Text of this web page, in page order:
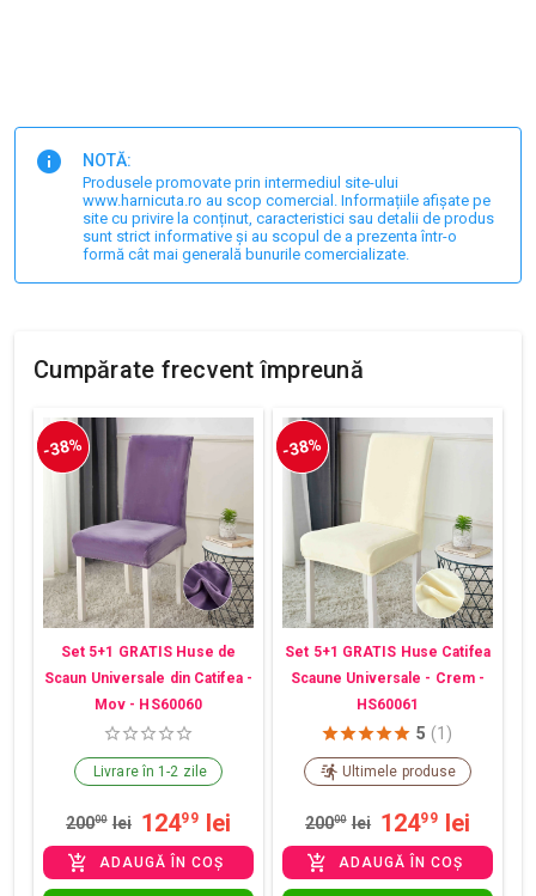
NOTĂ:
Produsele promovate prin intermediul site-ului
www.harnicuta.ro au scop comercial. Informațiile afișate pe
site cu privire la conținut, caracteristici sau detalii de produs
sunt strict informative și au scopul de a prezenta într-o
formă cât mai generală bunurile comercializate.
Cumpărate frecvent împreună
-38%
Set 5+1 GRATIS Huse de
Scaun Universale din Catifea -
Mov - HS60060
Livrare în 1-2 zile
20000 lei 12499 lei
ADAUGĂ ÎN COȘ
-38%
Set 5+1 GRATIS Huse Catifea
Scaune Universale - Crem -
HS60061
5 (1)
Ultimele produse
20000 lei 12499 lei
ADAUGĂ ÎN COȘ